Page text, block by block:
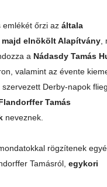
emlékét őrzi az általa
majd elnökölt Alapítvány
a Nádasdy Tamás
valamint az évente
Derby-napok
Tamás
neveznek.
rögzítenek
Tamásról, egykori